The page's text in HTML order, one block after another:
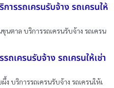
ารรถเครนรับจ้าง รถเครนให้
นตาล บริการรถเครนรับจ้าง รถเครน
ถเครนรับจ้าง รถเครนให้เช่า
ง บริการรถเครนรับจ้าง รถเครนให้เ